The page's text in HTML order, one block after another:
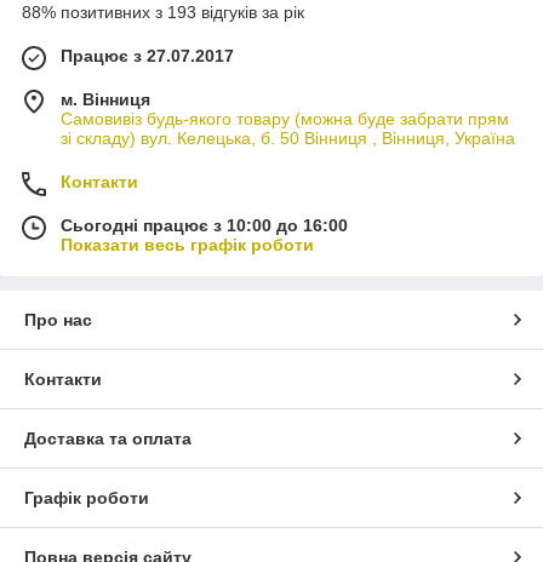
88% позитивних з 193 відгуків за рік
Працює з 27.07.2017
м. Вінниця
Самовивіз будь-якого товару (можна буде забрати прям
зі складу) вул. Келецька, б. 50 Вінниця , Вінниця, Україна
Контакти
Сьогодні працює з 10:00 до 16:00
Показати весь графік роботи
Про нас
Контакти
Доставка та оплата
Графік роботи
Повна версія сайту